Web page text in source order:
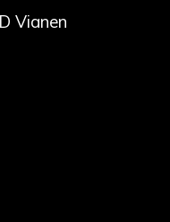
Vianen